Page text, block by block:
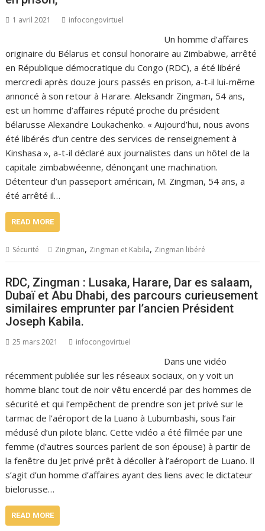
1 avril 2021 infocongovirtuel
Un homme d’affaires
originaire du Bélarus et consul honoraire au Zimbabwe, arrêté
en République démocratique du Congo (RDC), a été libéré
mercredi après douze jours passés en prison, a-t-il lui-même
annoncé à son retour à Harare. Aleksandr Zingman, 54 ans,
est un homme d’affaires réputé proche du président
bélarusse Alexandre Loukachenko. « Aujourd’hui, nous avons
été libérés d’un centre des services de renseignement à
Kinshasa », a-t-il déclaré aux journalistes dans un hôtel de la
capitale zimbabwéenne, dénonçant une machination.
Détenteur d’un passeport américain, M. Zingman, 54 ans, a
été arrêté il…
READ MORE
Sécurité Zingman, Zingman et Kabila, Zingman libéré
RDC, Zingman : Lusaka, Harare, Dar es salaam,
Dubaï et Abu Dhabi, des parcours curieusement
similaires emprunter par l’ancien Président
Joseph Kabila.
25 mars 2021 infocongovirtuel
Dans une vidéo
récemment publiée sur les réseaux sociaux, on y voit un
homme blanc tout de noir vêtu encerclé par des hommes de
sécurité et qui l’empêchent de prendre son jet privé sur le
tarmac de l’aéroport de la Luano à Lubumbashi, sous l’air
médusé d’un pilote blanc. Cette vidéo a été filmée par une
femme (d’autres sources parlent de son épouse) à partir de
la fenêtre du Jet privé prêt à décoller à l’aéroport de Luano. Il
s’agit d’un homme d’affaires ayant des liens avec le dictateur
bielorusse…
READ MORE